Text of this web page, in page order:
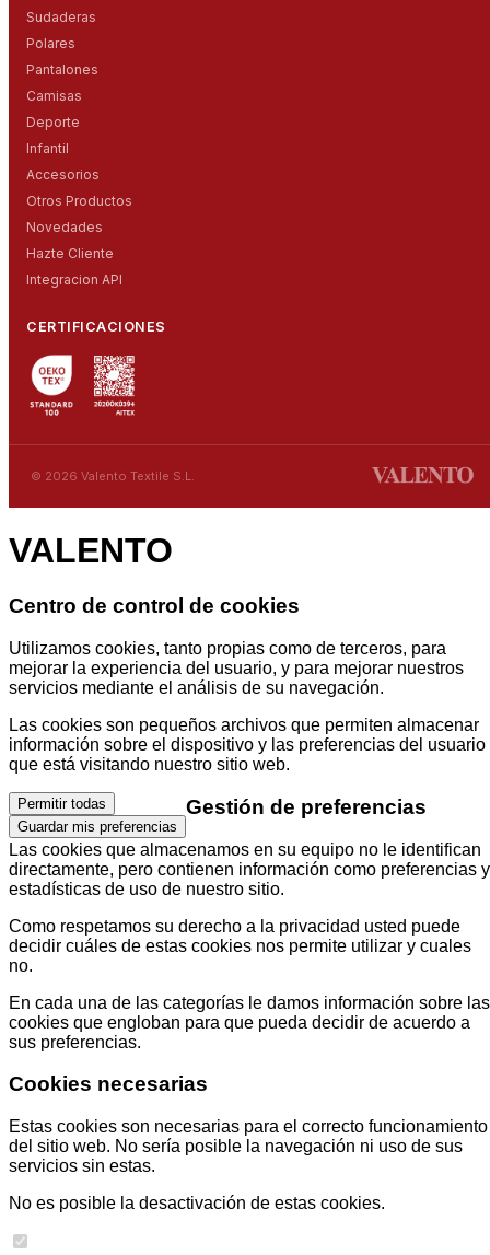
Sudaderas
Polares
Pantalones
Camisas
Deporte
Infantil
Accesorios
Otros Productos
Novedades
Hazte Cliente
Integracion API
CERTIFICACIONES
© 2026 Valento Textile S.L.
VALENTO
Centro de control de cookies
Utilizamos cookies, tanto propias como de terceros, para
mejorar la experiencia del usuario, y para mejorar nuestros
servicios mediante el análisis de su navegación.
Las cookies son pequeños archivos que permiten almacenar
información sobre el dispositivo y las preferencias del usuario
que está visitando nuestro sitio web.
Permitir todas
Guardar mis preferencias
Gestión de preferencias
Las cookies que almacenamos en su equipo no le identifican
directamente, pero contienen información como preferencias y
estadísticas de uso de nuestro sitio.
Como respetamos su derecho a la privacidad usted puede
decidir cuáles de estas cookies nos permite utilizar y cuales
no.
En cada una de las categorías le damos información sobre las
cookies que engloban para que pueda decidir de acuerdo a
sus preferencias.
Cookies necesarias
Estas cookies son necesarias para el correcto funcionamiento
del sitio web. No sería posible la navegación ni uso de sus
servicios sin estas.
No es posible la desactivación de estas cookies.